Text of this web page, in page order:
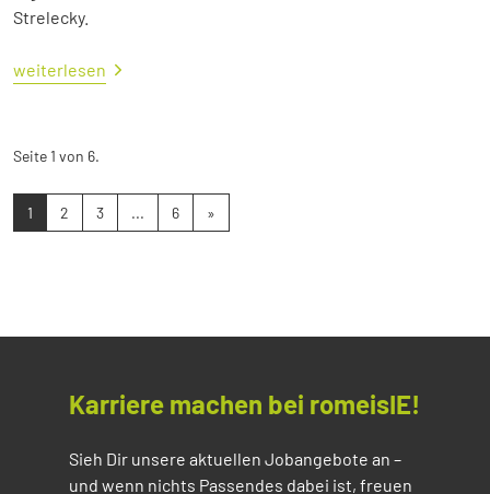
Strelecky.
weiterlesen
Seite 1 von 6.
1 2 3 ... 6 »
Karriere machen bei romeisIE!
Sieh Dir unsere aktuellen Jobangebote an –
und wenn nichts Passendes dabei ist, freuen